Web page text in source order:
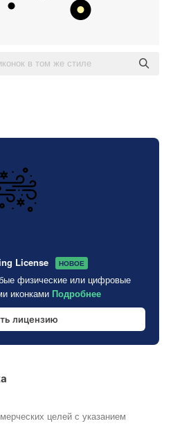
License НОВОЕ
физические или цифровые
иконками Подробнее
лицензию
целей с указанием